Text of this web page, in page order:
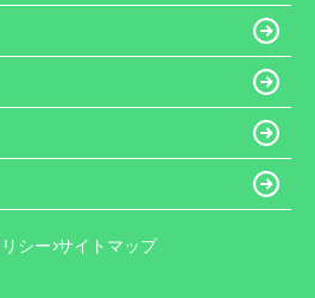
シー サイトマップ